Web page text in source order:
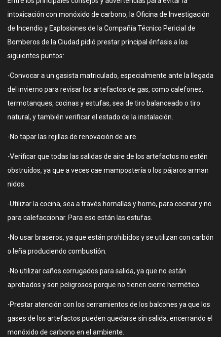
intoxicación con monóxido de carbono, la Oficina de Investigación
de Incendio y Explosiones de la Compañía Técnico Pericial de
Bomberos de la Ciudad pidió prestar principal énfasis a los
siguientes puntos:
-Convocar a un gasista matriculado, especialmente ante la llegada
del invierno para revisar los artefactos de gas, como calefones,
termotanques, cocinas y estufas, sea de tiro balanceado o tiro
natural, y también verificar el estado de la instalación.
-No tapar las rejillas de renovación de aire.
-Verificar que todas las salidas de aire de los artefactos no estén
obstruidos, ya que a veces cae mampostería o los pájaros arman
nidos.
-Utilizar la cocina, sea a través hornallas y horno, para cocinar y no
para calefaccionar. Para eso están las estufas.
-No usar braseros, ya que están prohibidos y se utilizan con carbón
o leña produciendo combustión.
-No utilizar caños corrugados para salida, ya que no están
aprobados y son peligrosos porque no tienen cierre hermético.
-Prestar atención con los cerramientos de los balcones ya que los
gases de los artefactos pueden quedarse sin salida, encerrando el
monóxido de carbono en el ambiente.